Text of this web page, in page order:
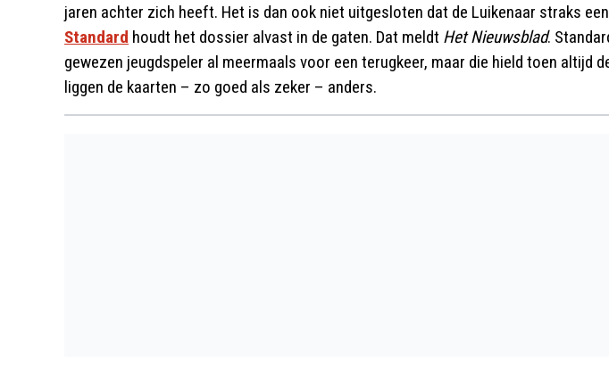
jaren achter zich heeft. Het is dan ook niet uitgesloten dat de Luikenaar straks
Standard houdt het dossier alvast in de gaten. Dat meldt Het Nieuwsblad.
gewezen jeugdspeler al meermaals voor een terugkeer, maar die hield toen altijd
liggen de kaarten – zo goed als zeker – anders.